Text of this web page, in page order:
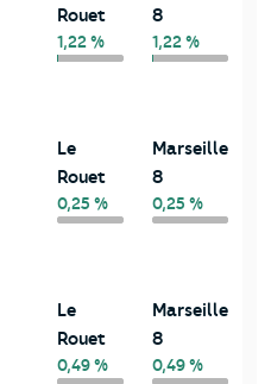
Rouet
1,22 %
8
1,22 %
Le
Rouet
0,25 %
Marseille
8
0,25 %
Le
Rouet
0,49 %
Marseille
8
0,49 %